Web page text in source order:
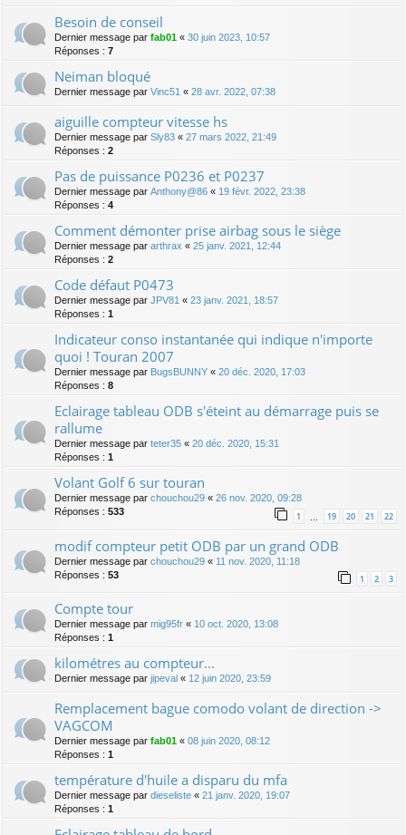
Besoin de conseil
Dernier message par fab01 « 30 juin 2023, 10:57
Réponses : 7
Neiman bloqué
Dernier message par Vinc51 « 28 avr. 2022, 07:38
aiguille compteur vitesse hs
Dernier message par Sly83 « 27 mars 2022, 21:49
Réponses : 2
Pas de puissance P0236 et P0237
Dernier message par Anthony@86 « 19 févr. 2022, 23:38
Réponses : 4
Comment démonter prise airbag sous le siège
Dernier message par arthrax « 25 janv. 2021, 12:44
Réponses : 2
Code défaut P0473
Dernier message par JPV81 « 23 janv. 2021, 18:57
Réponses : 1
Indicateur conso instantanée qui indique n'importe
quoi ! Touran 2007
Dernier message par BugsBUNNY « 20 déc. 2020, 17:03
Réponses : 8
Eclairage tableau ODB s'éteint au démarrage puis se
rallume
Dernier message par teter35 « 20 déc. 2020, 15:31
Réponses : 1
Volant Golf 6 sur touran
Dernier message par chouchou29 « 26 nov. 2020, 09:28
Réponses : 533 1 19 20 21 22
modif compteur petit ODB par un grand ODB
Dernier message par chouchou29 « 11 nov. 2020, 11:18
Réponses : 53 1 2 3
Compte tour
Dernier message par mig95fr « 10 oct. 2020, 13:08
Réponses : 1
kilométres au compteur...
Dernier message par jipeval « 12 juin 2020, 23:59
Remplacement bague comodo volant de direction ->
VAGCOM
Dernier message par fab01 « 08 juin 2020, 08:12
Réponses : 1
température d'huile a disparu du mfa
Dernier message par dieseliste « 21 janv. 2020, 19:07
Réponses : 1